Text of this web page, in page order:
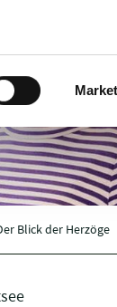
Blick der Herzöge